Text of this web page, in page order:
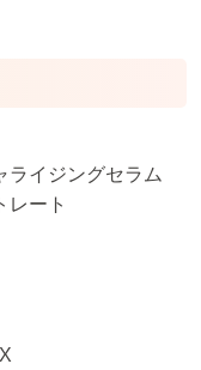
イジングセラム
ート